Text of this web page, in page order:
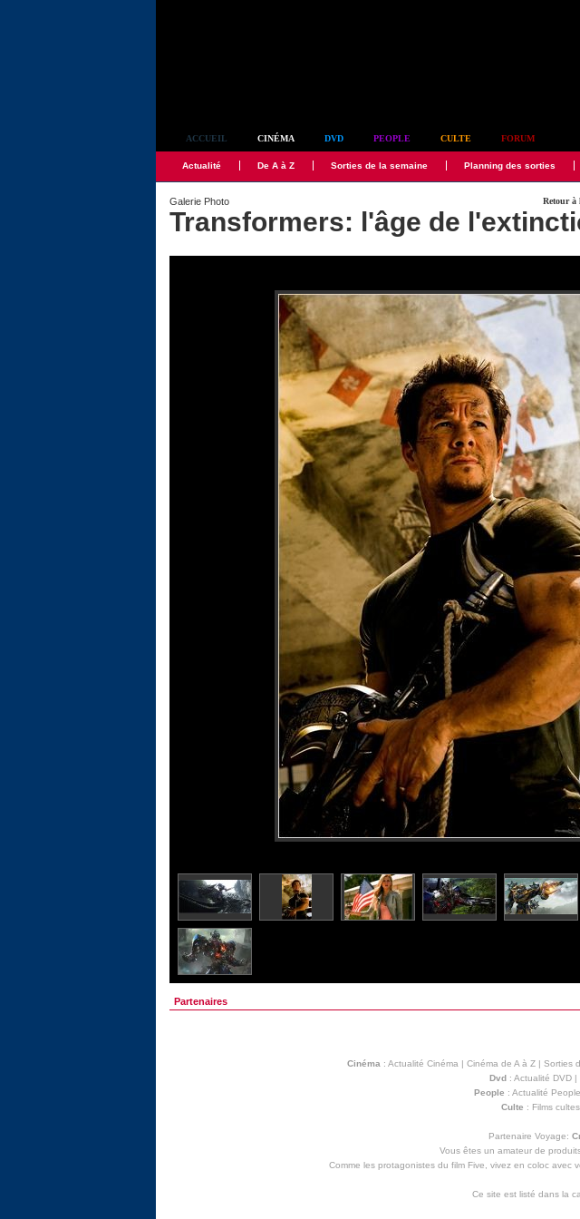
ACCUEIL CINÉMA DVD PEOPLE CULTE FORUM
Actualité De A à Z Sorties de la semaine Planning des sorties
Retour à
Galerie Photo
Transformers: l'âge de
Partenaires
Cinéma : Actualité Cinéma | Cinéma de A à Z| Sorties
Dvd: Actualité DVD|
People : Actualité People
Culte : Films cultes
Partenaire Voyage:
Vous êtes un amateur de
Comme les protagonistes du film Five, vivez en coloc avec
Ce site est listé dans la